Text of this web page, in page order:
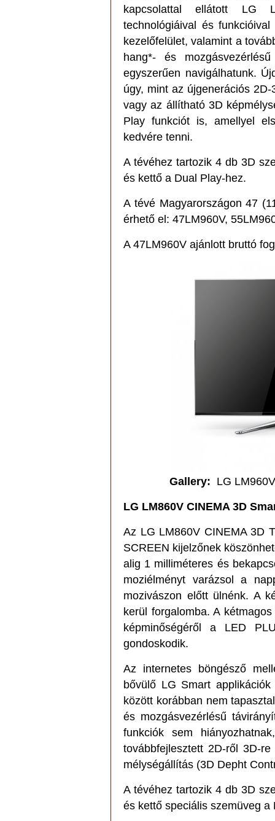
kapcsolattal ellátott LG
technológiáival és
kezelőfelület, valamint a
hang*- és
egyszerűen navigálhatunk.
úgy, mint az újgenerációs
vagy az állítható 3D
Play funkciót is, amellyel
kedvére tenni.
A tévéhez tartozik 4 db 3D
és kettő a Dual Play-hez.
A tévé Magyarországon 47
érhető el: 47LM960V,
A 47LM960V ajánlott bruttó
Gallery: LG LM960V
LG LM860V CINEMA 3D
Az LG LM860V CINEMA 3D
SCREEN kijelzőnek
alig 1 milliméteres és
moziélményt varázsol a
mozivászon előtt ülnénk. A
kerül forgalomba. A
képminőségéről a LED
gondoskodik.
Az internetes böngésző
bővülő LG Smart
között korábban nem
és mozgásvezérlésű
funkciók sem
továbbfejlesztett 2D-ről 3D-
mélységállítás (3D Depht
A tévéhez tartozik 4 db 3D
és kettő speciális szemüveg a